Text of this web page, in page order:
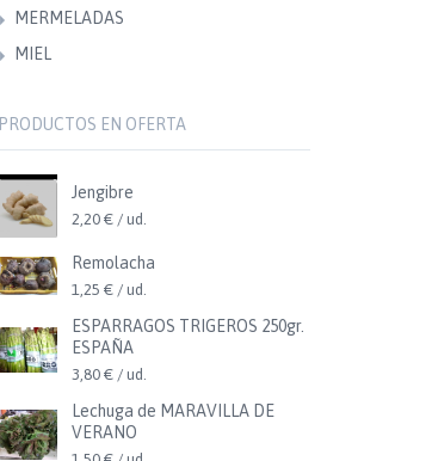
MERMELADAS
MIEL
PRODUCTOS EN OFERTA
Jengibre
2,20 € / ud.
Remolacha
1,25 € / ud.
ESPARRAGOS TRIGEROS 250gr.
ESPAÑA
3,80 € / ud.
Lechuga de MARAVILLA DE
VERANO